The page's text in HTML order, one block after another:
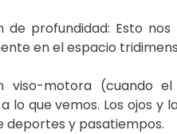
de profundidad: Esto
en el espacio
viso-motora (cuando
lo que vemos. Los ojos
deportes y pasatiempos.